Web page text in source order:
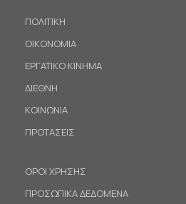
ΠΟΛΙΤΙΚΗ
ΟΙΚΟΝΟΜΙΑ
ΕΡΓΑΤΙΚΟ ΚΙΝΗΜΑ
ΔΙΕΘΝΗ
ΚΟΙΝΩΝΙΑ
ΠΡΟΤΑΣΕΙΣ
ΟΡΟΙ ΧΡΗΣΗΣ
ΠΡΟΣΩΠΙΚΑ ΔΕΔΟΜΕΝΑ